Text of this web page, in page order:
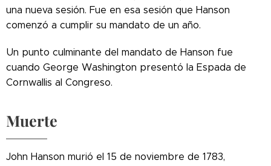
una nueva sesión. Fue en esa sesión que Hanson
comenzó a cumplir su mandato de un año.
Un punto culminante del mandato de Hanson fue
cuando George Washington presentó la Espada de
Cornwallis al Congreso.
Muerte
John Hanson murió el 15 de noviembre de 1783,